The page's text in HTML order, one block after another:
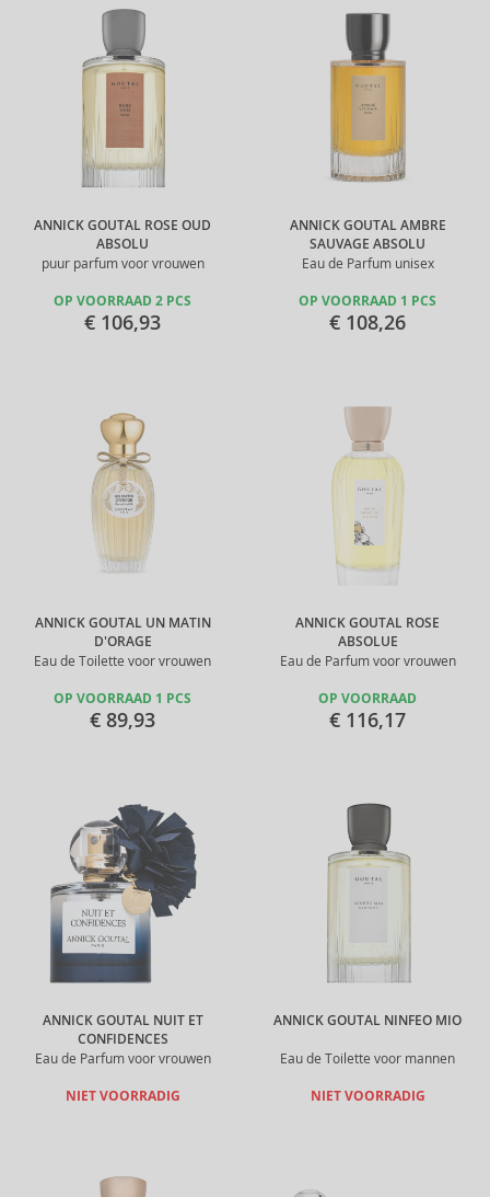
ANNICK GOUTAL ROSE OUD
ABSOLU
puur parfum voor vrouwen
OP VOORRAAD 2 PCS
€ 106,93
ANNICK GOUTAL AMBRE
SAUVAGE ABSOLU
Eau de Parfum unisex
OP VOORRAAD 1 PCS
€ 108,26
ANNICK GOUTAL UN MATIN
D'ORAGE
Eau de Toilette voor vrouwen
OP VOORRAAD 1 PCS
€ 89,93
ANNICK GOUTAL ROSE
ABSOLUE
Eau de Parfum voor vrouwen
OP VOORRAAD
€ 116,17
ANNICK GOUTAL NUIT ET
CONFIDENCES
Eau de Parfum voor vrouwen
NIET VOORRADIG
ANNICK GOUTAL NINFEO MIO
Eau de Toilette voor mannen
NIET VOORRADIG